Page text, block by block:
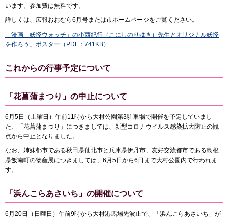
います。参加費は無料です。
詳しくは、広報おおむら6月号または市ホームページをご覧ください。
「漫画「妖怪ウォッチ」の小西紀行（こにしのりゆき）先生とオリジナル妖怪
を作ろう」ポスター（PDF：741KB）
これからの行事予定について
「花菖蒲まつり」の中止について
6月5日（土曜日）午前11時から大村公園第3駐車場で開催を予定していまし
た、「花菖蒲まつり」につきましては、新型コロナウイルス感染拡大防止の観
点から中止となりました。
なお、姉妹都市である秋田県仙北市と兵庫県伊丹市、友好交流都市である島根
県飯南町の物産展につきましては、6月5日から6日まで大村公園内で行われま
す。
「浜んこらあさいち」の開催について
6月20日（日曜日）午前9時から大村港馬場先波止で、「浜んこらあさいち」が